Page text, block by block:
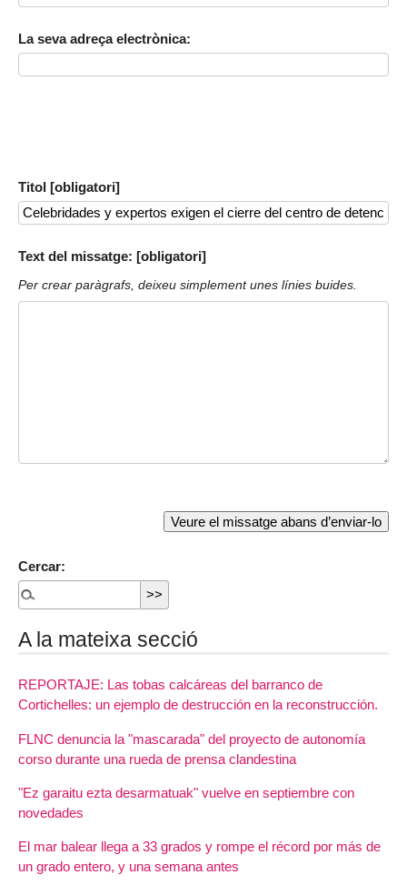
La seva adreça electrònica:
Titol [obligatori]
Text del missatge: [obligatori]
Per crear paràgrafs, deixeu simplement unes línies buides.
Cercar:
A la mateixa secció
REPORTAJE: Las tobas calcáreas del barranco de
Cortichelles: un ejemplo de destrucción en la reconstrucción.
FLNC denuncia la "mascarada" del proyecto de autonomía
corso durante una rueda de prensa clandestina
"Ez garaitu ezta desarmatuak" vuelve en septiembre con
novedades
El mar balear llega a 33 grados y rompe el récord por más de
un grado entero, y una semana antes